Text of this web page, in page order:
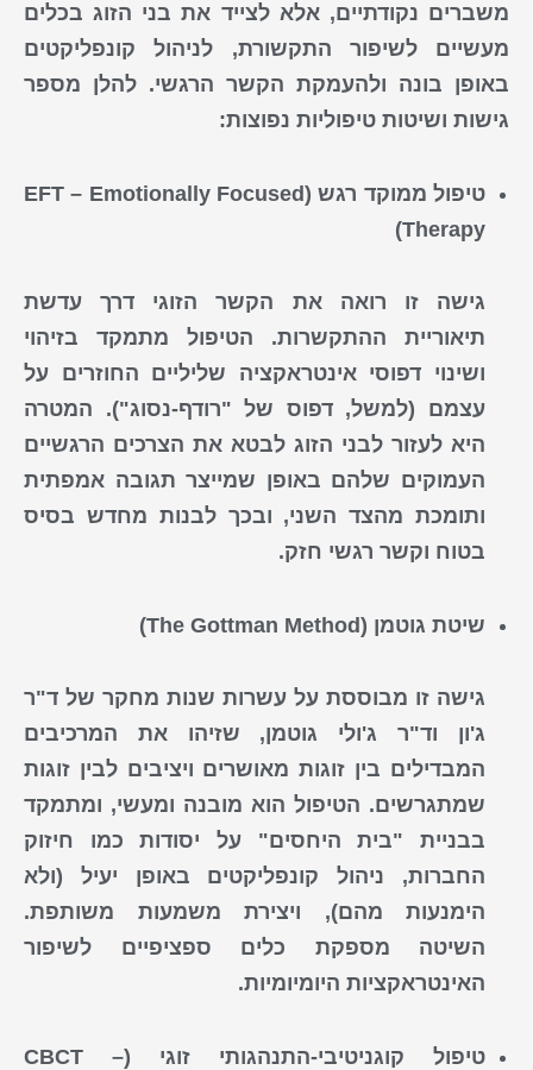
משברים נקודתיים, אלא לצייד את בני הזוג בכלים
מעשיים לשיפור התקשורת, לניהול קונפליקטים
באופן בונה ולהעמקת הקשר הרגשי. להלן מספר
גישות ושיטות טיפוליות נפוצות:
טיפול ממוקד רגש (EFT – Emotionally Focused
Therapy)
גישה זו רואה את הקשר הזוגי דרך עדשת
תיאוריית ההתקשרות. הטיפול מתמקד בזיהוי
ושינוי דפוסי אינטראקציה שליליים החוזרים על
עצמם (למשל, דפוס של "רודף-נסוג"). המטרה
היא לעזור לבני הזוג לבטא את הצרכים הרגשיים
העמוקים שלהם באופן שמייצר תגובה אמפתית
ותומכת מהצד השני, ובכך לבנות מחדש בסיס
בטוח וקשר רגשי חזק.
שיטת גוטמן (The Gottman Method)
גישה זו מבוססת על עשרות שנות מחקר של ד"ר
ג'ון וד"ר ג'ולי גוטמן, שזיהו את המרכיבים
המבדילים בין זוגות מאושרים ויציבים לבין זוגות
שמתגרשים. הטיפול הוא מובנה ומעשי, ומתמקד
בבניית "בית היחסים" על יסודות כמו חיזוק
החברות, ניהול קונפליקטים באופן יעיל (ולא
הימנעות מהם), ויצירת משמעות משותפת.
השיטה מספקת כלים ספציפיים לשיפור
האינטראקציות היומיומיות.
טיפול קוגניטיבי-התנהגותי זוגי (CBCT –